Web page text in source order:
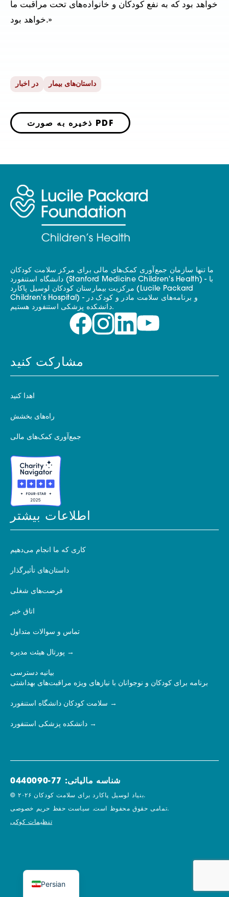
خواهد بود که به نفع کودکان و خانواده‌های تحت مراقبت ما
خواهد بود.»
در اخبار داستان‌های بیمار
ذخیره به صورت PDF
ما تنها سازمان جمع‌آوری کمک‌های مالی برای مرکز سلامت کودکان
دانشگاه استنفورد (Stanford Medicine Children's Health) - با
مرکزیت بیمارستان کودکان لوسیل پاکارد (Lucile Packard
Children's Hospital) - و برنامه‌های سلامت مادر و کودک در
دانشکده پزشکی استنفورد هستیم.
مشارکت کنید
اهدا کنید
راه‌های بخشش
جمع‌آوری کمک‌های مالی
اطلاعات بیشتر
کاری که ما انجام می‌دهیم
داستان‌های تأثیرگذار
فرصت‌های شغلی
اتاق خبر
تماس و سوالات متداول
پورتال هیئت مدیره
بیانیه دسترسی
برنامه برای کودکان و نوجوانان با نیازهای ویژه مراقبت‌های بهداشتی
سلامت کودکان دانشگاه استنفورد
دانشکده پزشکی استنفورد
شناسه مالیاتی: 77-0440090
© ۲۰۲۶ بنیاد لوسیل پاکارد برای سلامت کودکان.
تمامی حقوق محفوظ است.سیاست حفظ حریم خصوصی.
تنظیمات کوکی
Persian